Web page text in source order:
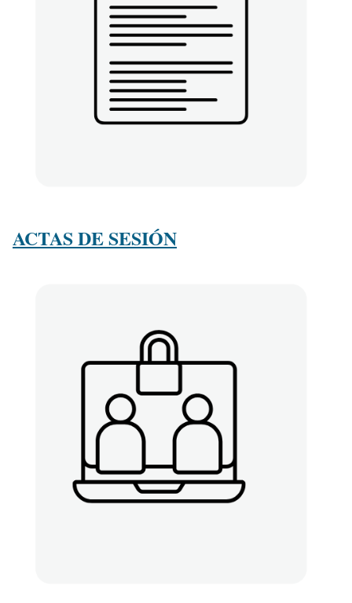
ACTAS DE SESIÓN